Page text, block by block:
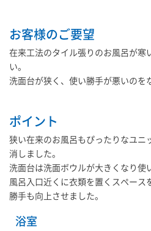
お客様のご要望
在来工法のタイル張りのお風呂が寒
い。
洗面台が狭く、使い勝手が悪いのを
ポイント
狭い在来のお風呂もぴったりなユニ
消しました。
洗面台は洗面ボウルが大きくなり使
風呂入口近くに衣類を置くスペース
勝手も向上させました。
浴室